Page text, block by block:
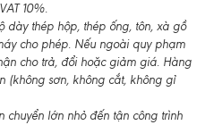
10%.
thép hộp, thép ống, tôn, xà gồ
cho phép. Nếu ngoài quy phạm
cho trả, đổi hoặc giảm giá. Hàng
(không sơn, không cắt, không gỉ
lớn nhỏ đến tận công trình